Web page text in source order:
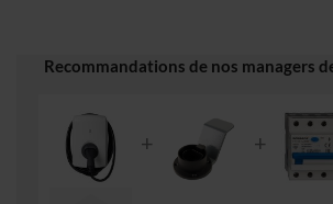
Recommandations de nos managers